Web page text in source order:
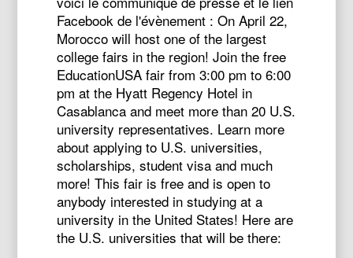
Facebook de l'évènement : OnApril 22,
Morocco will host one of the largest
college fairs in the region! Join the free
EducationUSA fair from3:00 pm to 6:00
pm at the Hyatt Regency Hotel in
Casablanca and meet more than 20 U.S.
university representatives. Learn more
about applying to U.S. universities,
scholarships, student visa and much
more! This fair is free and is open to
anybody interested in studying at a
university in the United States! Here are
the U.S. universities that will be there: